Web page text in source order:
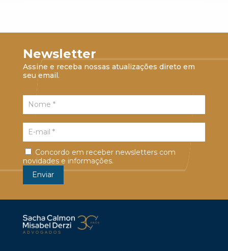
Newsletter
Assine e receba nossas atualizações direto em
seu email.
Concordo em receber newsletters com
novidades e informações.